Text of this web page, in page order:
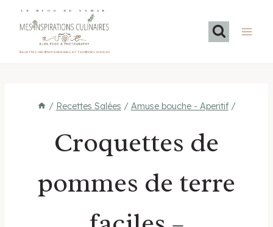
LE BLOG DE SAMAR
Recettes méditerranéennes et familiales maison
/ Recettes Salées / Amuse bouche - Aperitif /
Croquettes de
pommes de terre